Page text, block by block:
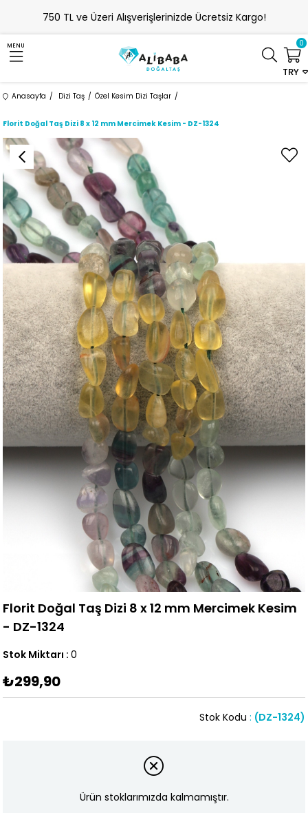
750 TL ve Üzeri Alışverişlerinizde Ücretsiz Kargo!
MENU
TRY
0
Anasayfa Dizi Taş Özel Kesim Dizi Taşlar
Florit Doğal Taş Dizi 8 x 12 mm Mercimek Kesim - DZ-1324
Florit Doğal Taş Dizi 8 x 12 mm Mercimek Kesim
- DZ-1324
Stok Miktarı : 0
₺299,90
(DZ-1324)
Stok Kodu
Ürün stoklarımızda kalmamıştır.